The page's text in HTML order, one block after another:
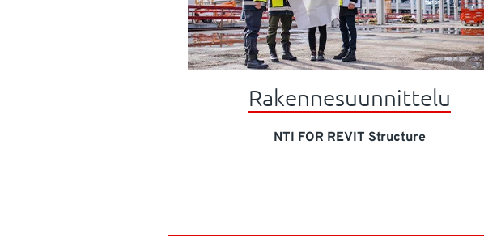
Rakennesuunnittelu
NTI FOR REVIT Structure